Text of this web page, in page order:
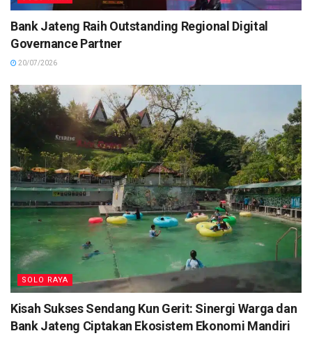
Bank Jateng Raih Outstanding Regional Digital
Governance Partner
20/07/2026
SOLO RAYA
Kisah Sukses Sendang Kun Gerit: Sinergi Warga dan
Bank Jateng Ciptakan Ekosistem Ekonomi Mandiri